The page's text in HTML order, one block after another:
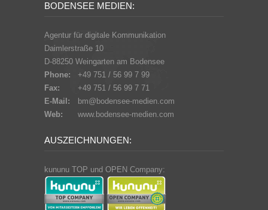
BODENSEE MEDIEN:
Agentur für digitale Kommunikation
Daimlerstraße 10
D-88250 Weingarten am Bodensee
Phone:
+49 751 / 56 99 7 99
Fax:
+49 751 / 56 99 7 71
E-Mail:
bm@bodensee-medien.com
Web:
www.bodensee-medien.com
AUSZEICHNUNGEN:
kununu TOP und OPEN Company: